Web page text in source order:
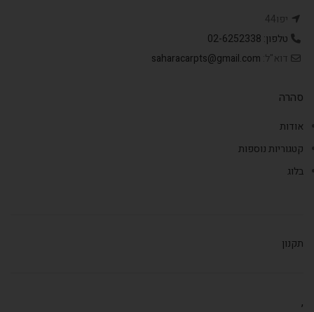
יפו44
טלפון: 02-6252338
דוא"ל: saharacarpts@gmail.com
סהרה
אודות
קטגוריות נוספות
בלוג
תקנון
,